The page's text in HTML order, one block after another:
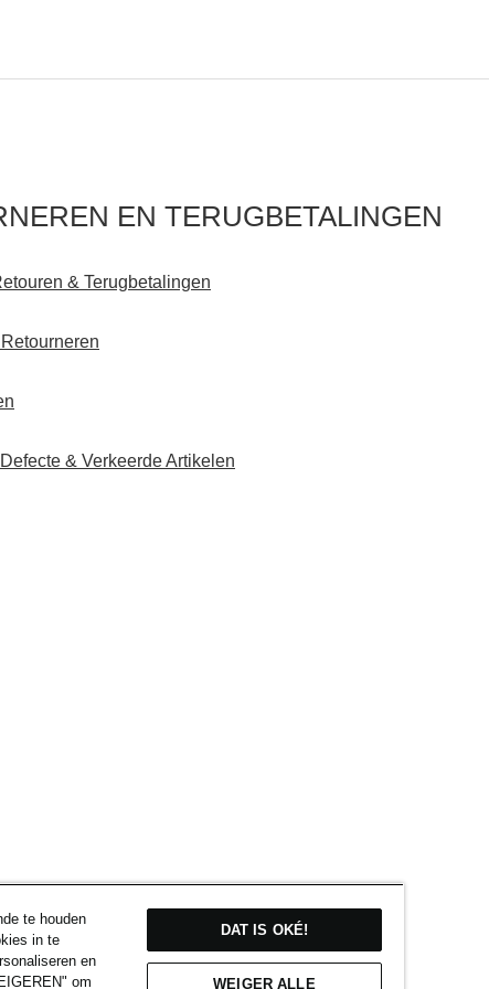
EN TERUGBETALINGEN
& Terugbetalingen
& Verkeerde Artikelen
te houden
in te
en
om
DAT IS OKÉ!
WEIGER ALLE